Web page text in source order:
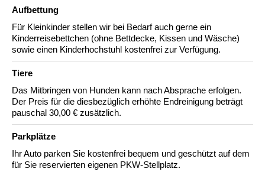
Aufbettung
Für Kleinkinder stellen wir bei Bedarf auch gerne ein
Kinderreisebettchen (ohne Bettdecke, Kissen und Wäsche)
sowie einen Kinderhochstuhl kostenfrei zur Verfügung.
Tiere
Das Mitbringen von Hunden kann nach Absprache erfolgen.
Der Preis für die diesbezüglich erhöhte Endreinigung beträgt
pauschal 30,00 € zusätzlich.
Parkplätze
Ihr Auto parken Sie kostenfrei bequem und geschützt auf dem
für Sie reservierten eigenen PKW-Stellplatz.